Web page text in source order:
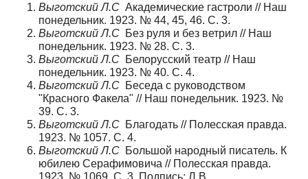
Выготский Л.С Академические гастроли // Наш
понедельник. 1923. № 44, 45, 46. С. 3.
Выготский Л.С Без руля и без ветрил // Наш
понедельник. 1923. № 28. С. 3.
Выготский Л.С Белорусский театр // Наш
понедельник. 1923. № 40. С. 4.
Выготский Л.С Беседа с руководством
"Красного Факела" // Наш понедельник. 1923. №
39. С. 3.
Выготский Л.С Благодать // Полесская правда.
1923. № 1057. С. 4.
Выготский Л.С Большой народный писатель. К
юбилею Серафимовича // Полесская правда.
1923. № 1069. С. 3. Подпись: Л.В.